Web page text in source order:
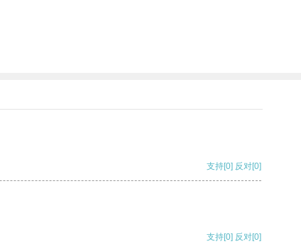
支持[0] 反对[0]
支持[0] 反对[0]